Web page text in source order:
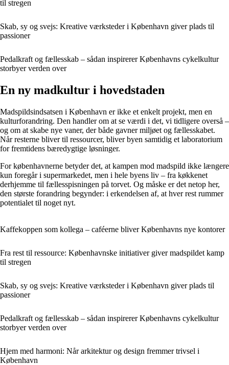
til stregen
Skab, sy og svejs: Kreative værksteder i København giver plads til
passioner
Pedalkraft og fællesskab – sådan inspirerer Københavns cykelkultur
storbyer verden over
En ny madkultur i hovedstaden
Madspildsindsatsen i København er ikke et enkelt projekt, men en
kulturforandring. Den handler om at se værdi i det, vi tidligere overså –
og om at skabe nye vaner, der både gavner miljøet og fællesskabet.
Når resterne bliver til ressourcer, bliver byen samtidig et laboratorium
for fremtidens bæredygtige løsninger.
For københavnerne betyder det, at kampen mod madspild ikke længere
kun foregår i supermarkedet, men i hele byens liv – fra køkkenet
derhjemme til fællesspisningen på torvet. Og måske er det netop her,
den største forandring begynder: i erkendelsen af, at hver rest rummer
potentialet til noget nyt.
Kaffekoppen som kollega – caféerne bliver Københavns nye kontorer
Fra rest til ressource: Københavnske initiativer giver madspildet kamp
til stregen
Skab, sy og svejs: Kreative værksteder i København giver plads til
passioner
Pedalkraft og fællesskab – sådan inspirerer Københavns cykelkultur
storbyer verden over
Hjem med harmoni: Når arkitektur og design fremmer trivsel i
København